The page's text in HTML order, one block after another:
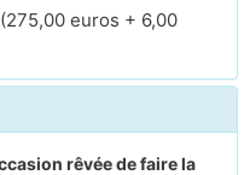
euros + 6,00
rêvée de faire la